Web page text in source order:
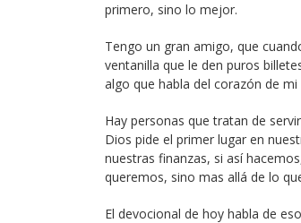
primero, sino lo mejor.
Tengo un gran amigo, que
ventanilla que le den puros
algo que habla del corazón de
Hay personas que tratan de
Dios pide el primer lugar en
nuestras finanzas, si así
queremos, sino mas allá de lo
El devocional de hoy habla de